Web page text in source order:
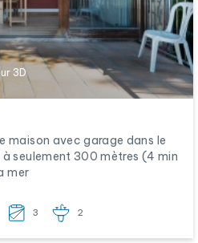
3D
maison avec garage dans le
seulement 300 mètres (4 min
mer
3 2